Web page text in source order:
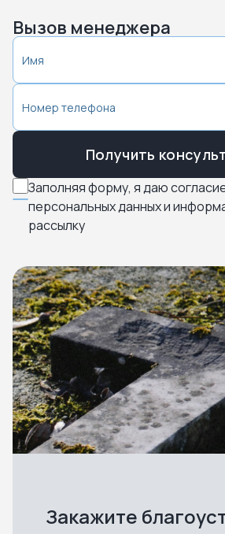
Вызов менеджера
Заполняя форму, я даю
персональных данных и
рассылку
Получить
Закажите